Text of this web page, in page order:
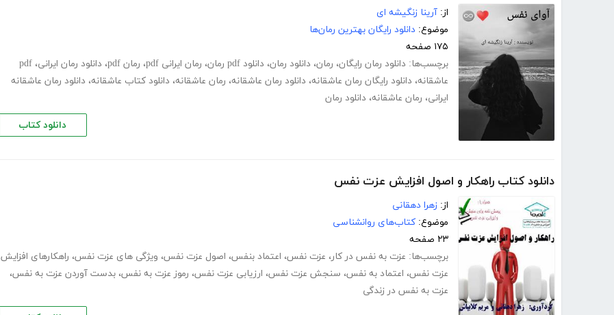
از: آرینا زنگیشه ای
موضوع: دانلود رایگان بهترین رمان‌ها
۱۷۵ صفحه
برچسب‌ها: دانلود رمان رایگان، رمان، دانلود رمان، دانلود pdf رمان ، رمان ایرانی pdf ، رمان pdf ، دانلود رمان ایرانی، pdf
عاشقانه، دانلود رایگان رمان عاشقانه، دانلود رمان عاشقانه، رمان عاشقانه، دانلود کتاب عاشقانه، دانلود رمان عاشقانه
ایرانی، رمان عاشقانه، دانلود رمان
دانلود کتاب
دانلود کتاب راهکار و اصول افزایش عزت نفس
از: زهرا دهقانی
موضوع: کتاب‌های روانشناسی
۲۳ صفحه
برچسب‌ها: عزت به نفس در کار، عزت نفس، اعتماد بنفس، اصول عزت نفس، ویژگی های عزت نفس، راهکارهای افزایش
عزت نفس، اعتماد به نفس، سنجش عزت نفس، ارزیابی عزت نفس، رموز عزت به نفس، بدست آوردن عزت به نفس،
عزت به نفس در زندگی